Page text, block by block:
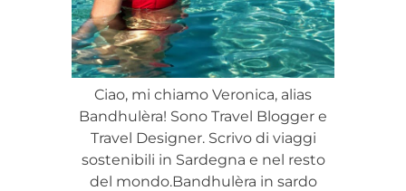
Ciao, mi chiamo Veronica, alias
Bandhulèra! Sono Travel Blogger e
Travel Designer. Scrivo di viaggi
sostenibili in Sardegna e nel resto
del mondo.Bandhulèra in sardo